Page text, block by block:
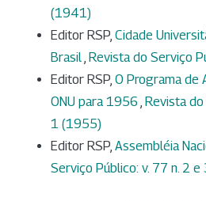
(1941)
Editor RSP, Cidade
Brasil, Revista do Serviço
Editor RSP, O Programa de
ONU para 1956 , Revista do
1 (1955)
Editor RSP, Assembléia
Serviço Público: v. 77 n. 2